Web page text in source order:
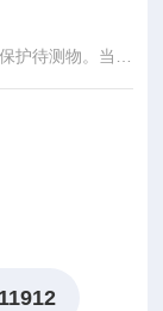
护待测物。当输
间给电容性负载
式下连接LED与
电流突然增大并